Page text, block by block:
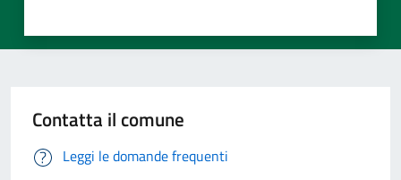
Contatta il comune
Leggi le domande frequenti